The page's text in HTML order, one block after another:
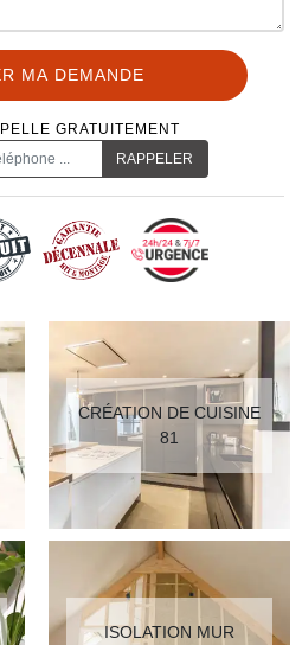
GRATUITEMENT
CRÉATION DE CUISINE
81
ISOLATION MUR